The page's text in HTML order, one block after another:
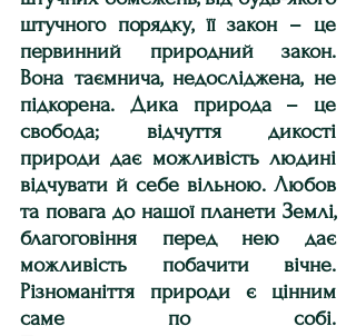
штучного порядку, її закон – це
первинний природний закон.
Вона таємнича, недосліджена, не
підкорена. Дика природа – це
свобода; відчуття дикості
природи дає можливість людині
відчувати й себе вільною. Любов
та повага до нашої планети Землі,
благоговіння перед нею дає
можливість побачити вічне.
Різноманіття природи є цінним
саме по собі.